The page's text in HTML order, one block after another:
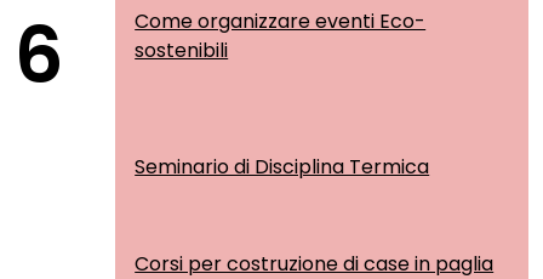
6
Come organizzare eventi Eco-
sostenibili
Seminario di Disciplina Termica
Corsi per costruzione di case in paglia